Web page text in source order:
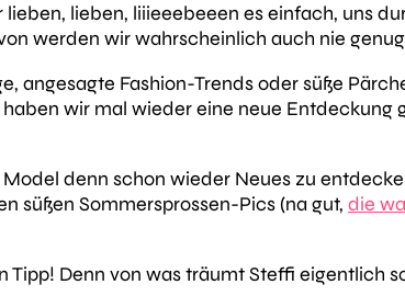
lieben, lieben, liiieeebeeen es einfach, uns
werden wir wahrscheinlich auch nie
angesagte Fashion-Trends oder süße
wir mal wieder eine neue Entdeckung
denn schon wieder Neues zu
süßen Sommersprossen-Pics (na gut, die
Denn von was träumt Steffi eigentlich